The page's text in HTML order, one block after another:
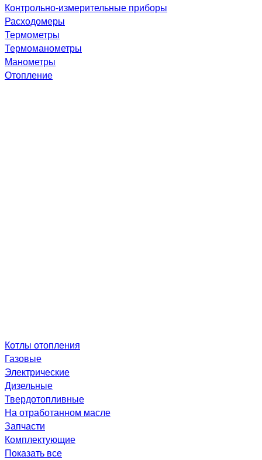
Контрольно-измерительные приборы
Расходомеры
Термометры
Термоманометры
Манометры
Отопление
Котлы отопления
Газовые
Электрические
Дизельные
Твердотопливные
На отработанном масле
Запчасти
Комплектующие
Показать все